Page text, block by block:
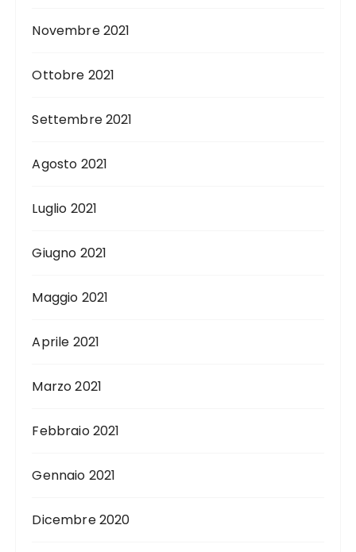
Novembre 2021
Ottobre 2021
Settembre 2021
Agosto 2021
Luglio 2021
Giugno 2021
Maggio 2021
Aprile 2021
Marzo 2021
Febbraio 2021
Gennaio 2021
Dicembre 2020